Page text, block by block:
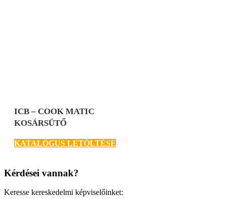
ICB – COOK MATIC
KOSÁRSÜTŐ
KATALÓGUS LETÖLTÉSE
Kérdései vannak?
Keresse kereskedelmi képviselőinket: